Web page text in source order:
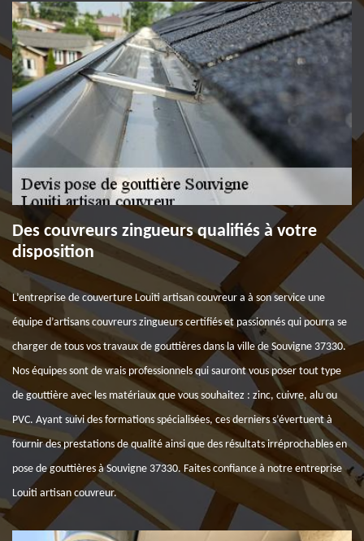
Des couvreurs zingueurs qualifiés à votre
disposition
L’entreprise de couverture Louiti artisan couvreur a à son service une
équipe d’artisans couvreurs zingueurs certifiés et passionnés qui pourra se
charger de tous vos travaux de gouttières dans la ville de Souvigne 37330.
Nos équipes sont de vrais professionnels qui sauront vous poser tout type
de gouttière avec les matériaux que vous souhaitez : zinc, cuivre, alu ou
PVC. Ayant suivi des formations spécialisées, ces derniers s’évertuent à
fournir des prestations de qualité ainsi que des résultats irréprochables en
pose de gouttières à Souvigne 37330. Faites confiance à notre entreprise
Louiti artisan couvreur.